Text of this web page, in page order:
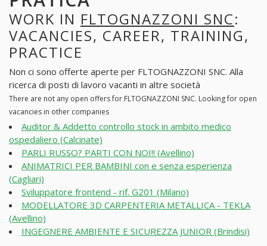
WORK IN FLTOGNAZZONI SNC:
VACANCIES, CAREER, TRAINING,
PRACTICE
Non ci sono offerte aperte per FLTOGNAZZONI SNC. Alla
ricerca di posti di lavoro vacanti in altre società
There are not any open offers for FLTOGNAZZONI SNC. Looking for open
vacancies in other companies
Auditor & Addetto controllo stock in ambito medico
ospedaliero (Calcinate)
PARLI RUSSO? PARTI CON NOI!! (Avellino)
ANIMATRICI PER BAMBINI con e senza esperienza
(Cagliari)
Sviluppatore frontend - rif. G201 (Milano)
MODELLATORE 3D CARPENTERIA METALLICA - TEKLA
(Avellino)
INGEGNERE AMBIENTE E SICUREZZA JUNIOR (Brindisi)